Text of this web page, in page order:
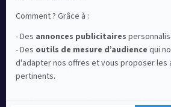
En savoir plus
© EKINSPORT 2026
Conditions Générales de Vente